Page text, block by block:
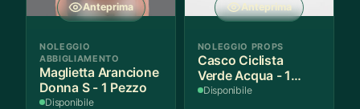
Anteprima
NOLEGGIO
ABBIGLIAMENTO
Maglietta Arancione
Donna S - 1 Pezzo
Disponibile
Anteprima
NOLEGGIO PROPS
Casco Ciclista
Verde Acqua - 1
Pezzo
Disponibile